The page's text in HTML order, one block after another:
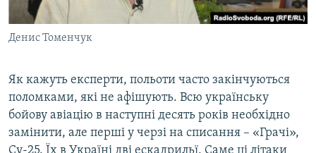
Денис Томенчук
Як кажуть експерти, польоти часто закінчуються
поломками, які не афішують. Всю українську
бойову авіацію в наступні десять років необхідно
замінити, але перші у черзі на списання – «Грачі»,